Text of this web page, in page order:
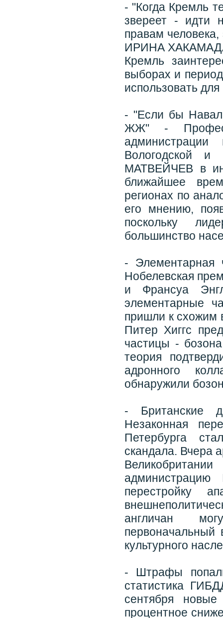
- "Когда Кремль
звереет - идти
правам
ИРИНА ХАКАМАДА
Кремль
выборах и
использовать
- "Если бы
ЖЖ" -
администрации
Вологодской и
МАТВЕЙЧЕВ в
ближайшее
регионах по
его мнению,
поскольку
большинство
- Элементарная
Нобелевская
и Франсуа
элементарные
пришли к схожим
Питер Хиггс
частицы -
теория
адронного
обнаружили
- Британские
Незаконная
Петербурга
скандала. Вчера
администрацию
перестройку
англичан
культурного
- Штрафы
статистика
сентября
процентное